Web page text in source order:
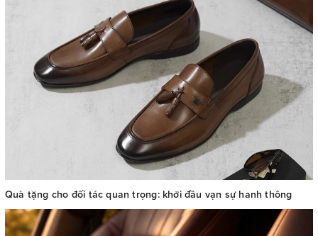
Quà tặng cho đối tác quan trọng: khởi đầu vạn sự hanh thông